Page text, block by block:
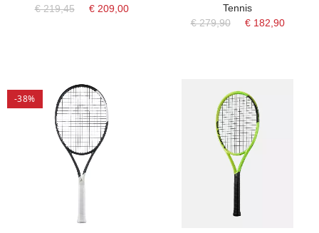
€ 219,45
€ 209,00
Tennis
€ 279,90
€ 182,90
-38%